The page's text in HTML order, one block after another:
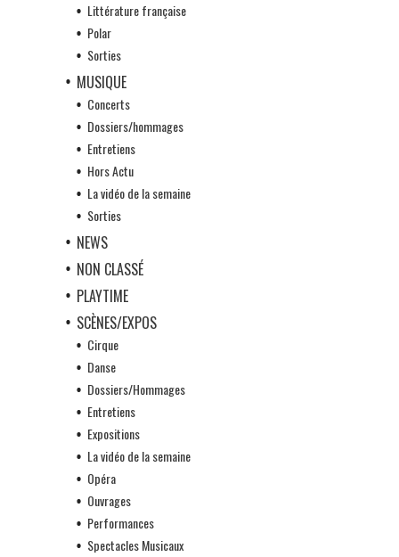
Littérature française
Polar
Sorties
MUSIQUE
Concerts
Dossiers/hommages
Entretiens
Hors Actu
La vidéo de la semaine
Sorties
NEWS
NON CLASSÉ
PLAYTIME
SCÈNES/EXPOS
Cirque
Danse
Dossiers/Hommages
Entretiens
Expositions
La vidéo de la semaine
Opéra
Ouvrages
Performances
Spectacles Musicaux